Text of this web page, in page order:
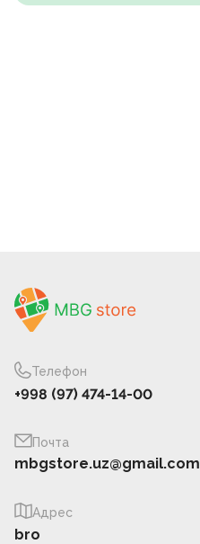
Телефон
+998 (97) 474-14-00
Почта
mbgstore.uz@gmail.com
Адрес
bro